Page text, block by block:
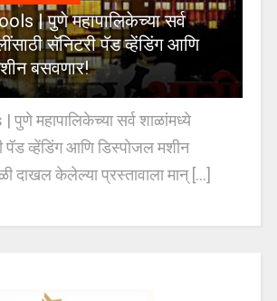
| पुणे महापालिकेच्या सर्व
सॅनिटरी पॅड व्हेंडिंग आणि
बसवणार!
महापालिकेच्या सर्व शाळांमध्ये
पॅड व्हेंडिंग आणि डिस्पोजल मशीन
दाखल केलेल्या प्रस्तावाला मान् [...]